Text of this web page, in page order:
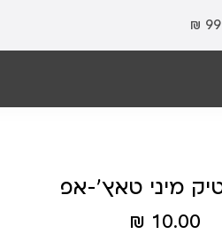
מיני טאץ’-אפ
מחיר
10.00 ₪